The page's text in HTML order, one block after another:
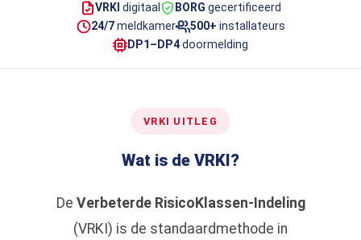
VRKI digitaal BORG gecertificeerd
24/7meldkamer 500+ installateurs
DP1–DP4doormelding
VRKI UITLEG
Wat is de VRKI?
De Verbeterde RisicoKlassen-Indeling
(VRKI) is de standaardmethode in